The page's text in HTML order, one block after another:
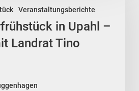
Veranstaltungsberichte
in Upahl –
Landrat Tino